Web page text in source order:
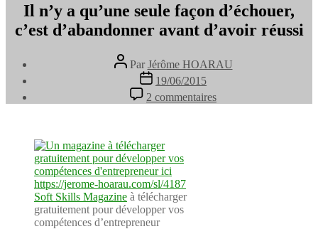
Il n’y a qu’une seule façon d’échouer,
c’est d’abandonner avant d’avoir réussi
Auteur
de
l’article
Par Jérôme HOARAU
Date
de
l’article
19/06/2015
2 commentaires
Il
Soft Skills Magazine à télécharger
gratuitement pour développer vos
compétences d’entrepreneur